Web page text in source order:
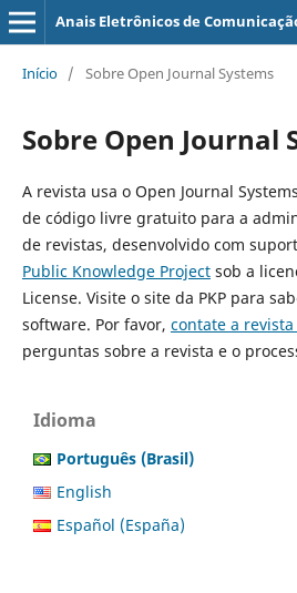
Anais Eletrônicos de
Início / Sobre Open Journal Systems
Sobre Open Journal
A revista usa o Open Journal
de código livre gratuito para a
de revistas, desenvolvido com
Public Knowledge Projectsob a
License. Visite o site da PKP para
software. Por favor, contate a revista
perguntas sobre a revista e o
Idioma
Português (Brasil)
English
Español (España)